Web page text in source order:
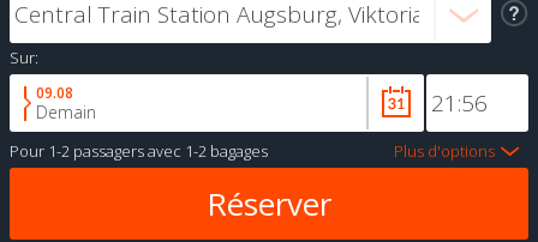
Sur:
09.08
Demain
Pour 1-2 passagersavec 1-2 bagages Plus d'options